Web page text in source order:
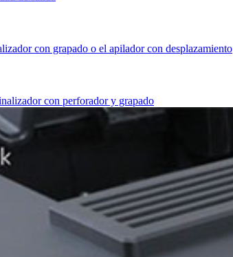
con grapado o el apilador con desplazamiento
con perforador y grapado